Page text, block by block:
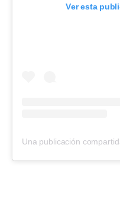
Ver esta